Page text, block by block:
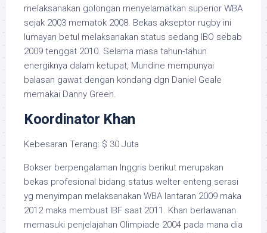
melaksanakan golongan menyelamatkan superior WBA
sejak 2003 mematok 2008. Bekas akseptor rugby ini
lumayan betul melaksanakan status sedang IBO sebab
2009 tenggat 2010. Selama masa tahun-tahun
energiknya dalam ketupat, Mundine mempunyai
balasan gawat dengan kondang dgn Daniel Geale
memakai Danny Green.
Koordinator Khan
Kebesaran Terang: $ 30 Juta
Bokser berpengalaman Inggris berikut merupakan
bekas profesional bidang status welter enteng serasi
yg menyimpan melaksanakan WBA lantaran 2009 maka
2012 maka membuat IBF saat 2011. Khan berlawanan
memasuki penjelajahan Olimpiade 2004 pada mana dia